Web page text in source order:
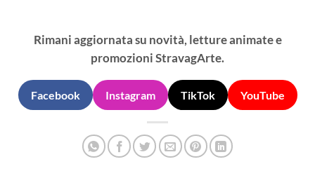
Rimani aggiornata su novità, letture animate e
promozioni StravagArte.
Facebook Instagram TikTok YouTube